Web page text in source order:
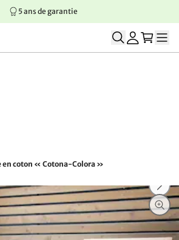
5 ans de garantie
en coton « Cotona-Colora »